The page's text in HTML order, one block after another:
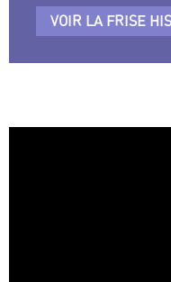
VOIR LA FRISE